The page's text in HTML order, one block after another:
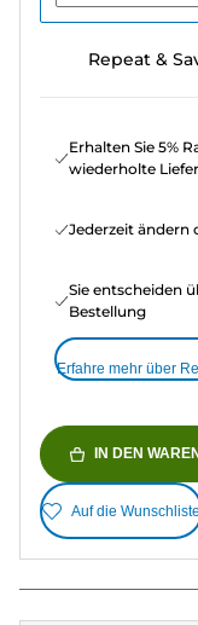
Repeat &
Erhalten Sie 5%
wiederholte
Jederzeit ändern
Sie entscheiden
Bestellung
Erfahre mehr über
IN DEN
Auf die